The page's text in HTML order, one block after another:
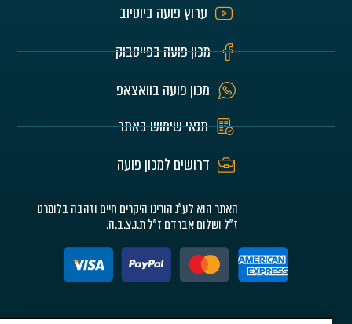
ערוץ פועה ביוטיוב
מכון פועה בפייסבוק
מכון פועה בוואצאפ
תנאי שימוש באתר
דרושים למכון פועה
האתר הוא לע"נ הורינו היקרים חיים וזהבה בלומרט
ז"ל ושלום אברדם ז"ל ת.נ.צ.ב.ה.